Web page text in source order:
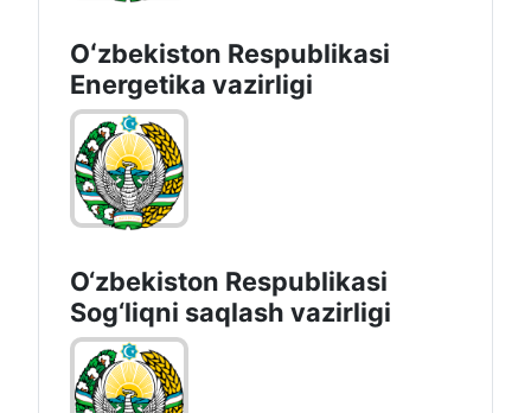
O‘zbekiston Respublikasi
Mudofaa vazirligi
Oʻzbekiston Respublikasi
Energetika vazirligi